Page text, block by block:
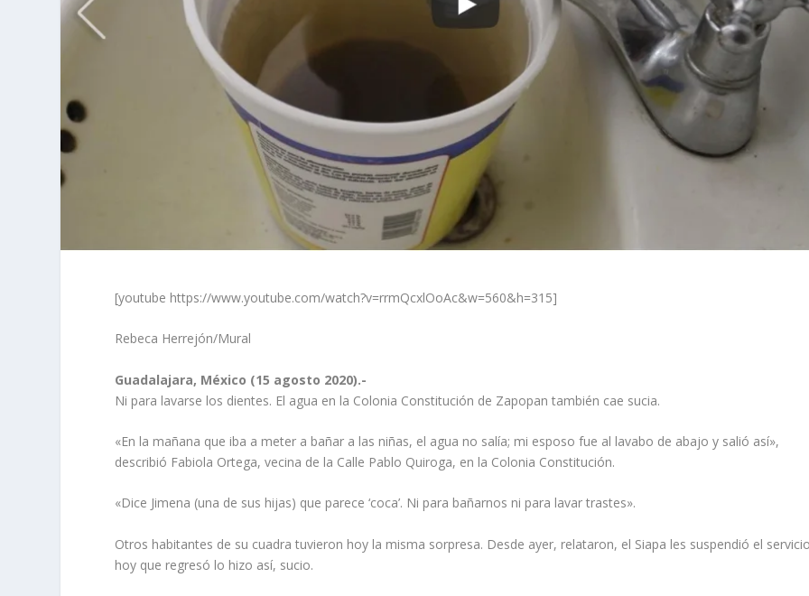
[youtube https://www.youtube.com/watch?v=rrmQcxlOoAc&w=560&h=315]
Rebeca Herrejón/Mural
Guadalajara, México (15 agosto 2020).-
Ni para lavarse los dientes. El agua en la Colonia Constitución de Zapopan también cae sucia.
«En la mañana que iba a meter a bañar a las niñas, el agua no salía; mi esposo fue al lavabo de abajo y salió así»,
describió Fabiola Ortega, vecina de la Calle Pablo Quiroga, en la Colonia Constitución.
«Dice Jimena (una de sus hijas) que parece ‘coca’. Ni para bañarnos ni para lavar trastes».
Otros habitantes de su cuadra tuvieron hoy la misma sorpresa. Desde ayer, relataron, el Siapa les suspendió el
hoy que regresó lo hizo así, sucio.